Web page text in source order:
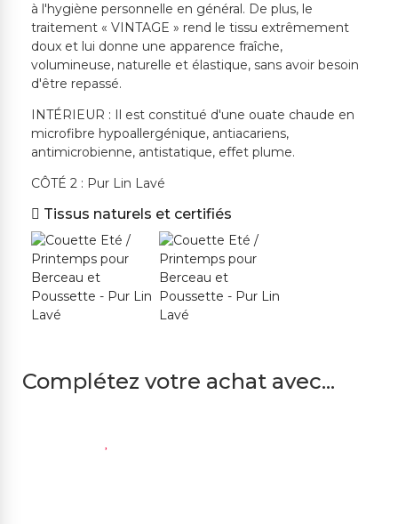
à l'hygiène personnelle en général. De plus, le
traitement « VINTAGE » rend le tissu extrêmement
doux et lui donne une apparence fraîche,
volumineuse, naturelle et élastique, sans avoir besoin
d'être repassé.
INTÉRIEUR : Il est constitué d'une ouate chaude en
microfibre hypoallergénique, antiacariens,
antimicrobienne, antistatique, effet plume.
CÔTÉ 2 : Pur Lin Lavé
Tissus naturels et certifiés
Complétez votre achat avec...